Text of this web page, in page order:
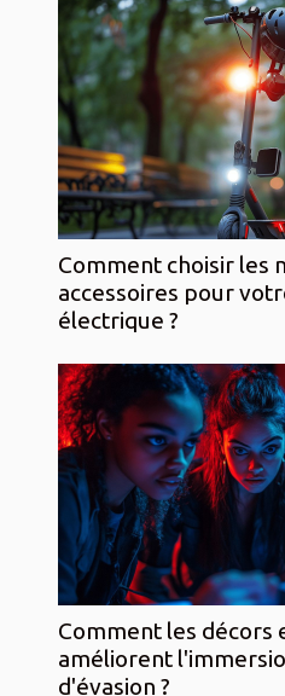
Comment choisir les
accessoires pour
électrique ?
Comment les décors
améliorent
d'évasion ?